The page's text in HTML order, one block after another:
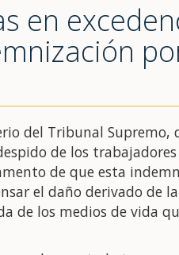
en
del Tribunal Supremo,
de los
de que esta
el daño derivado de
de los medios de vida